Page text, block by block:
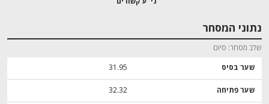
נתוני המסחר
שלב מסחר סיום
שער בסיס 31.95
שער פתיחה 32.32